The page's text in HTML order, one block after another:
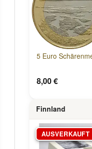
5 Euro
8,00 €
Finnland
AUSVERKAUFT